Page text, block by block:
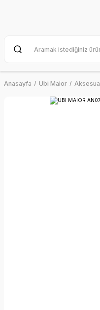
Anasayfa Ubi Maior